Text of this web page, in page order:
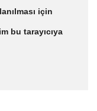
için
bu tarayıcıya